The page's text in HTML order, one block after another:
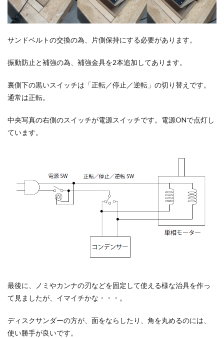
サンドベルトの交換の為、片側保持にする必要があります。
振動防止と補強の為、補強金具を2本追加してあります。
裏側下の黒いスイッチは「正転／停止／逆転」の切り替えです。
通常は正転。
中央写真の右側のスイッチが電源スイッチです。電源ONで点灯し
ています。
最後に、ノミやカンナの刃などを固定して使える様な治具を作っ
て見ましたが、イマイチかな・・・。
ディスクサンダーの方が、面をならしたり、角を丸めるのには、
使い勝手が良いです。